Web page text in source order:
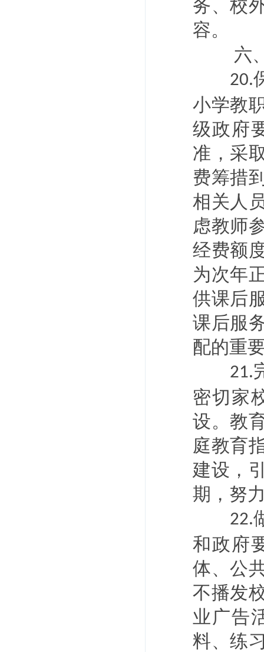
务、校
容。
六
20.
小学教
级政府
准，采
费筹措
相关人
虑教师
经费额
为次年
供课后
课后服
配的重
21.
密切家
设。教
庭教育
建设，
期，努
22.
和政府
体、公
不播发
业广告
料、练